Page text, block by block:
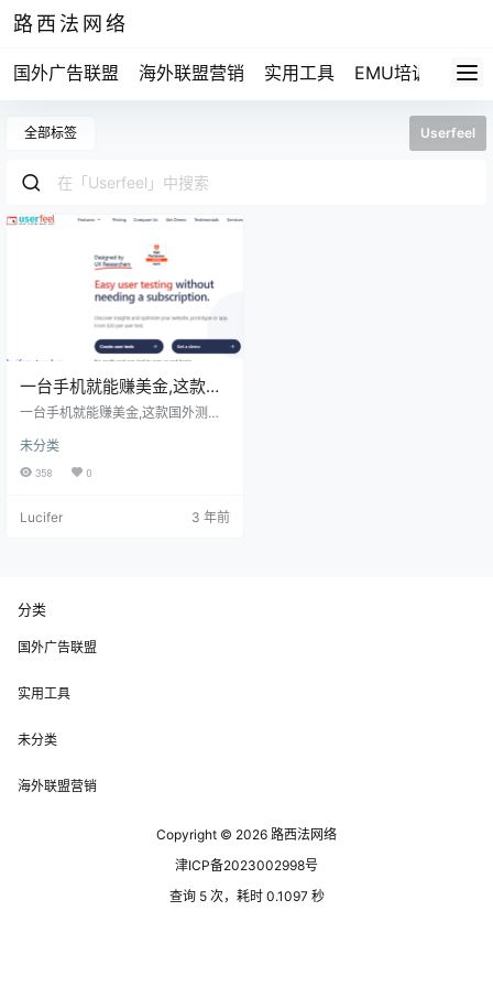
路西法网络
国外广告联盟 海外联盟营销 实用工具 EMU培训 路
全部标签 Userfeel
一台手机就能赚美金,这款国
外测评软件适合所有人操作
一台手机就能赚美金,这款国外测评
业余时间提高一下收入水平,但是又
不知道从何下手,而有的兼职平台比
可以允许我们不具备任何专业技能
取美金.如果坚持做,每个月赚取上千
未分类
358 0
Lucifer 3 年前
分类
国外广告联盟
实用工具
未分类
海外联盟营销
Copyright © 2026 路西法网络
津ICP备2023002998号
查询 5 次，耗时 0.1097 秒